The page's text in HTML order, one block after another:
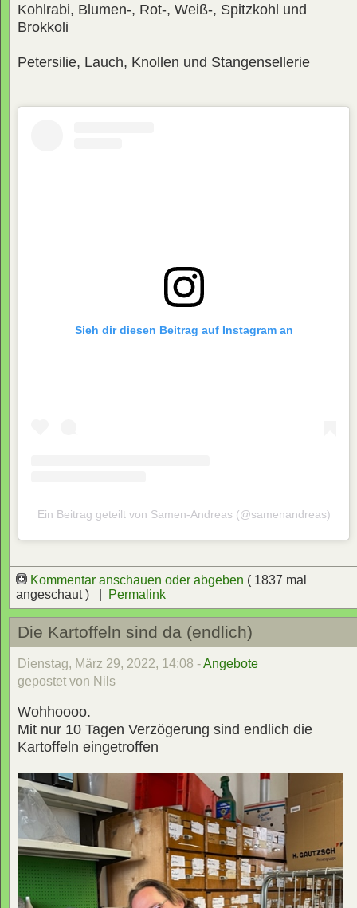
Kohlrabi, Blumen-, Rot-, Weiß-, Spitzkohl und
Brokkoli
Petersilie, Lauch, Knollen und Stangensellerie
Sieh dir diesen Beitrag auf Instagram an
Ein Beitrag geteilt von Samen-Andreas (@samenandreas)
Kommentar anschauen oder abgeben ( 1837 mal
angeschaut ) |
Permalink
Die Kartoffeln sind da (endlich)
Dienstag, März 29, 2022, 14:08 -Angebote
gepostet von Nils
Wohhoooo.
Mit nur 10 Tagen Verzögerung sind endlich die
Kartoffeln eingetroffen